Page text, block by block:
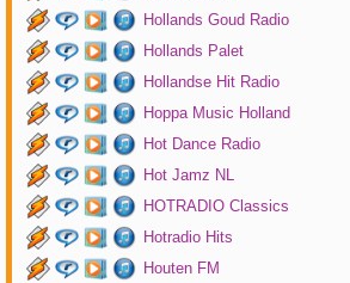
Hollands Goud Radio
Hollands Palet
Hollandse Hit Radio
Hoppa Music Holland
Hot Dance Radio
Hot Jamz NL
HOTRADIO Classics
Hotradio Hits
Houten FM